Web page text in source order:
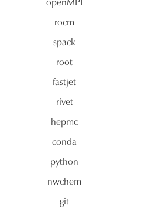
rocm
spack
root
fastjet
rivet
hepmc
conda
python
nwchem
git